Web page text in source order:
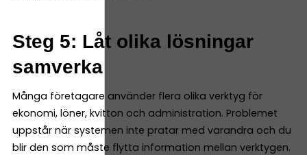
Steg 5: Låt olika lösningar
samverka
Många företagare använder flera olika verktyg för
ekonomi, löner, kvitton och administration. Problemet
uppstår när systemen inte pratar med varandra och du
blir den som måste flytta information mellan verktygen.